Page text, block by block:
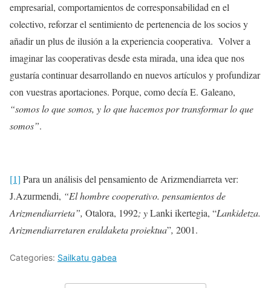
empresarial, comportamientos de corresponsabilidad en el
colectivo, reforzar el sentimiento de pertenencia de los socios y
añadir un plus de ilusión a la experiencia cooperativa. Volver a
imaginar las cooperativas desde esta mirada, una idea que nos
gustaría continuar desarrollando en nuevos artículos y profundizar
con vuestras aportaciones. Porque, como decía E. Galeano,
“somos lo que somos, y lo que hacemos por transformar lo que
somos”.
[1] Para un análisis del pensamiento de Arizmendiarreta ver:
J.Azurmendi, “El hombre cooperativo. pensamientos de
Arizmendiarrieta”, Otalora, 1992; yLanki ikertegia, “Lankidetza.
Arizmendiarretaren eraldaketa proiektua”, 2001.
Categories: Sailkatu gabea